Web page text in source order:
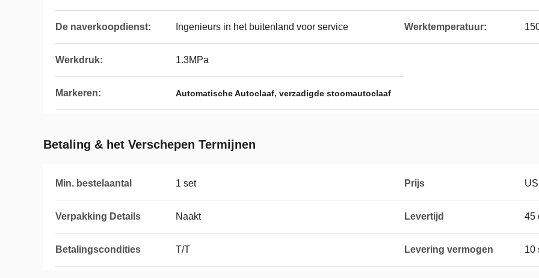
De naverkoopdienst: Ingenieurs in het buitenland voor service Werktemperatuur:
Werkdruk: 1.3MPa
Markeren: Automatische Autoclaaf, verzadigde stoomautoclaaf
Betaling & het Verschepen Termijnen
Min. bestelaantal 1 set Prijs
Verpakking Details Naakt Levertijd 45
Betalingscondities T/T Levering vermogen 10